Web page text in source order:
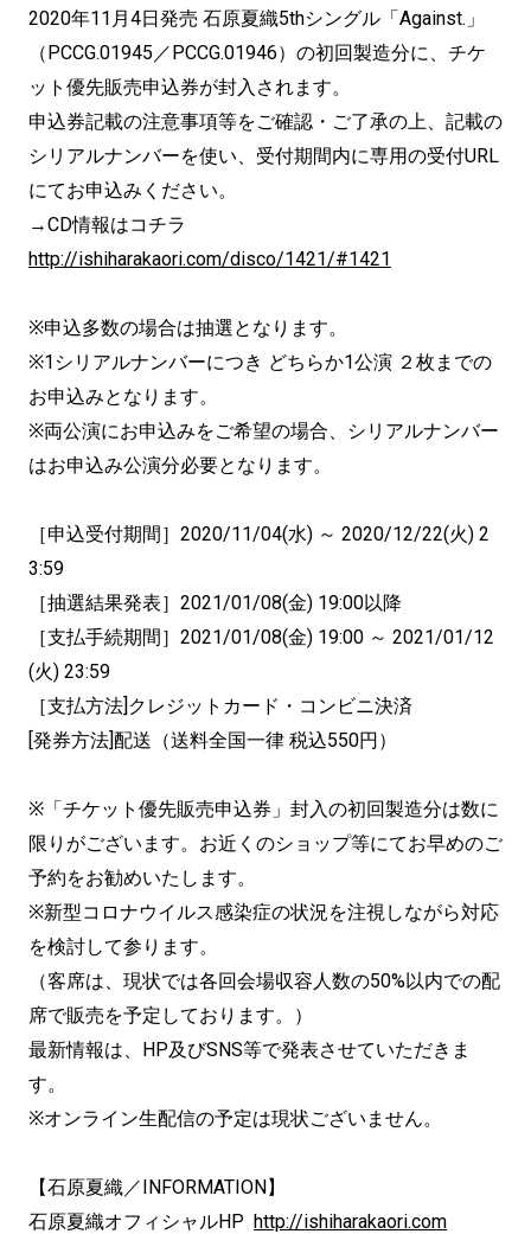
2020年11月4日発売 石原夏織5thシングル「Against.」
（PCCG.01945／PCCG.01946）の初回製造分に、チケ
ット優先販売申込券が封入されます。
申込券記載の注意事項等をご確認・ご了承の上、記載の
シリアルナンバーを使い、受付期間内に専用の受付URL
にてお申込みください。
→CD情報はコチラ
http://ishiharakaori.com/disco/1421/#1421
※申込多数の場合は抽選となります。
※1シリアルナンバーにつき どちらか1公演 ２枚までの
お申込みとなります。
※両公演にお申込みをご希望の場合、シリアルナンバー
はお申込み公演分必要となります。
［申込受付期間］2020/11/04(水) ～ 2020/12/22(火) 2
3:59
［抽選結果発表］2021/01/08(金) 19:00以降
［支払手続期間］2021/01/08(金) 19:00 ～ 2021/01/12
(火) 23:59
［支払方法]クレジットカード・コンビニ決済
[発券方法]配送（送料全国一律 税込550円）
※「チケット優先販売申込券」封入の初回製造分は数に
限りがございます。お近くのショップ等にてお早めのご
予約をお勧めいたします。
※新型コロナウイルス感染症の状況を注視しながら対応
を検討して参ります。
（客席は、現状では各回会場収容人数の50%以内での配
席で販売を予定しております。）
最新情報は、HP及びSNS等で発表させていただきま
す。
※オンライン生配信の予定は現状ございません。
【石原夏織／INFORMATION】
石原夏織オフィシャルHP http://ishiharakaori.com